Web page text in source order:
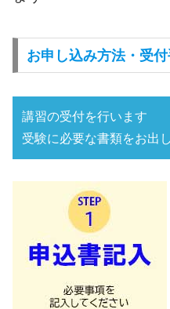
お申し込み方法・受
講習の受付を行います
受験に必要な書類をお出